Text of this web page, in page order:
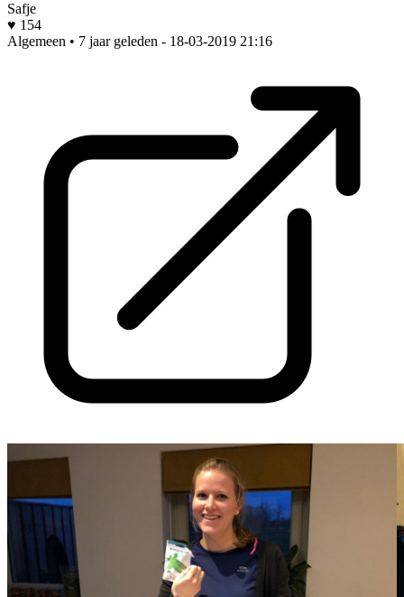
Safje
♥ 154
Algemeen • 7 jaar geleden - 18-03-2019 21:16